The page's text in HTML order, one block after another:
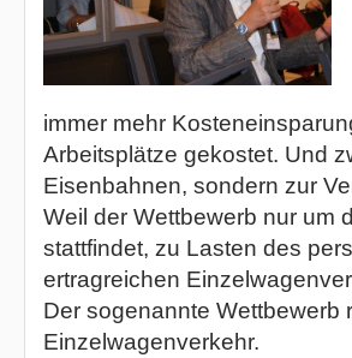
immer mehr
Arbeitsplätze gekostet. Und
Eisenbahnen, sondern zur
Weil der Wettbewerb nur um
stattfindet, zu Lasten des
ertragreichen
Der sogenannte Wettbewerb
Einzelwagenverkehr.